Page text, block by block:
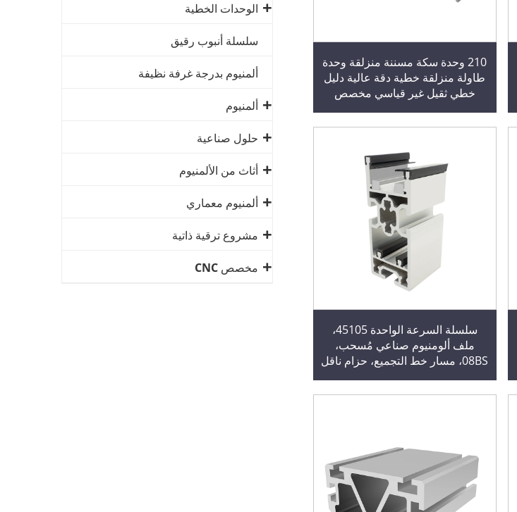
الوحدات الخطية
سلسلة أنبوب رقيق
ألمنيوم بدرجة غرفة نظيفة
ألمنيوم
حلول صناعية
أثاث من الألمنيوم
ألمنيوم معماري
مشروع ترقية ذاتية
مخصص CNC
210 وحدة سكة مسننة منزلقة وحدة
طاولة منزلقة خطية دقة عالية دليل
خطي ثقيل غير قياسي مخصص
سلسلة السرعة الواحدة 45105،
ملف ألومنيوم صناعي مُسحب،
08BS، مسار خط التجميع، حزام ناقل